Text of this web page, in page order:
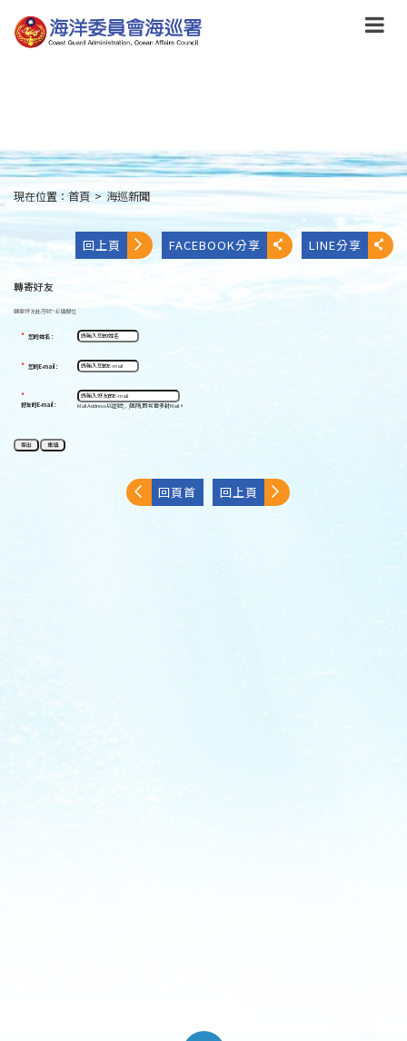
到
主
:::
現在位置： 首頁 > 海巡新聞
回上頁 FACEBOOK分享 LINE分享
轉寄好友
轉寄好友此符號*必填欄位
* 您的姓名：
* 您的E-mail：
*
好友的E-mail： Mail Address以逗號[ , ]區隔,即可發多封Mail。
回頁首 回上頁